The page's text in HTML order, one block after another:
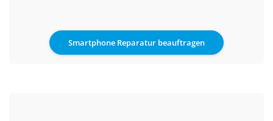
Smartphone Reparatur beauftragen